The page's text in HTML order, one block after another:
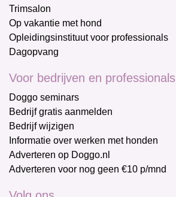
Trimsalon
Op vakantie met hond
Opleidingsinstituut voor professionals
Dagopvang
Voor bedrijven en professionals
Doggo seminars
Bedrijf gratis aanmelden
Bedrijf wijzigen
Informatie over werken met honden
Adverteren op Doggo.nl
Adverteren voor nog geen €10 p/mnd